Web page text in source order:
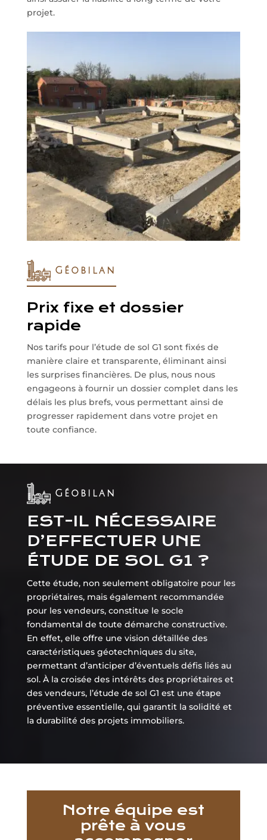
projet.
Géobilan
Prix fixe et dossier
rapide
Nos tarifs pour l’étude de sol G1 sont fixés de
manière claire et transparente, éliminant ainsi
les surprises financières. De plus, nous nous
engageons à fournir un dossier complet dans les
délais les plus brefs, vous permettant ainsi de
progresser rapidement dans votre projet en
toute confiance.
Géobilan
EST-IL NÉCESSAIRE
D’EFFECTUER UNE
ÉTUDE DE SOL G1 ?
Cette étude, non seulement obligatoire pour les
propriétaires, mais également recommandée
pour les vendeurs, constitue le socle
fondamental de toute démarche constructive.
En effet, elle offre une vision détaillée des
caractéristiques géotechniques du site,
permettant d’anticiper d’éventuels défis liés au
sol. À la croisée des intérêts des propriétaires et
des vendeurs, l’étude de sol G1 est une étape
préventive essentielle, qui garantit la solidité et
la durabilité des projets immobiliers.
Notre équipe est
prête à vous